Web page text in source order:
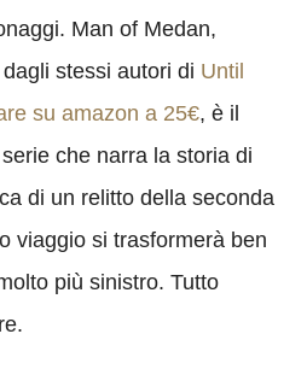
Man of Medan,
stessi autori di Until
su amazon a 25€, è il
che narra la storia di
di un relitto della seconda
viaggio si trasformerà ben
più sinistro. Tutto